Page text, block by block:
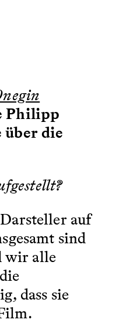
Philipp
die
auf
sind
wir alle
dass sie